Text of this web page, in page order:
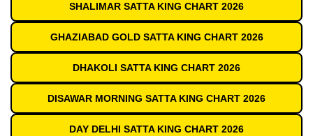
SHALIMAR SATTA KING CHART 2026
GHAZIABAD GOLD SATTA KING CHART 2026
DHAKOLI SATTA KING CHART 2026
DISAWAR MORNING SATTA KING CHART 2026
DAY DELHI SATTA KING CHART 2026